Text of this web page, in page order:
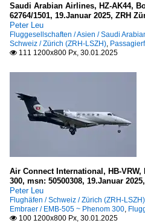
Saudi Arabian Airlines, HZ-AK44,
62764/1501, 19.Januar 2025, ZRH
Peter Leu
Fluggesellschaften / Asien / Saudi
Schweiz / Zürich (ZRH-LSZH),
 111 1200x800 Px, 30.01.2025
Air Connect International, HB-VRW,
300, msn: 50500308, 19.Januar
Peter Leu
Flughäfen / Schweiz / Zürich (ZRH-LSZH)
Embraer / EMB-505 ~ Phenom 300,
 100 1200x800 Px, 30.01.2025